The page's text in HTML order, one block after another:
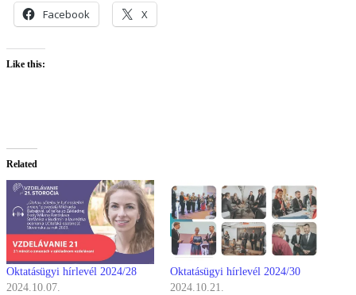
Facebook X
Like this:
Related
Oktatásügyi hírlevél 2024/28
2024.10.07.
Oktatásügyi hírlevél 2024/30
2024.10.21.